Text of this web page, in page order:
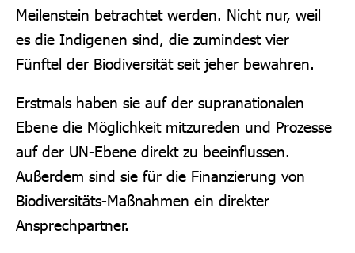
Meilenstein betrachtet werden. Nicht nur, weil
es die Indigenen sind, die zumindest vier
Fünftel der Biodiversität seit jeher bewahren.
Erstmals haben sie auf der supranationalen
Ebene die Möglichkeit mitzureden und Prozesse
auf der UN-Ebene direkt zu beeinflussen.
Außerdem sind sie für die Finanzierung von
Biodiversitäts-Maßnahmen ein direkter
Ansprechpartner.